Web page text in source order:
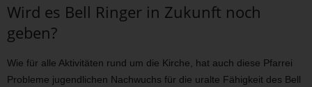
Wird es Bell Ringer in Zukunft noch
geben?
Wie für alle Aktivitäten rund um die Kirche, hat auch diese Pfarrei
Probleme jugendlichen Nachwuchs für die uralte Fähigkeit des Bell